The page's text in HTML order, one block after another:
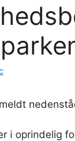
i oprindelig